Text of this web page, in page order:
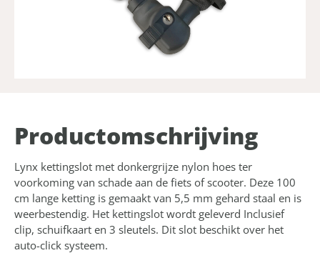
Product­omschrijving
Lynx kettingslot met donkergrijze nylon hoes ter
voorkoming van schade aan de fiets of scooter. Deze 100
cm lange ketting is gemaakt van 5,5 mm gehard staal en is
weerbestendig. Het kettingslot wordt geleverd Inclusief
clip, schuifkaart en 3 sleutels. Dit slot beschikt over het
auto-click systeem.